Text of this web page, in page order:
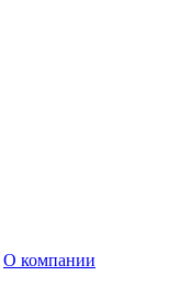
О компании